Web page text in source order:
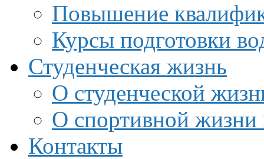
Повышение
Курсы подготовки
Студенческая жизнь
О студенческой
О спортивной жизни
Контакты